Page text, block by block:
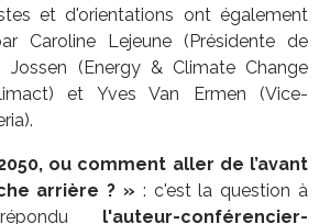
et d'orientations ont également
Caroline Lejeune (Présidente de
Jossen (Energy & Climate Change
et Yves Van Ermen (Vice-
ou comment aller de l’avant
arrière ? » : c'est la question à
l'auteur-conférencier-